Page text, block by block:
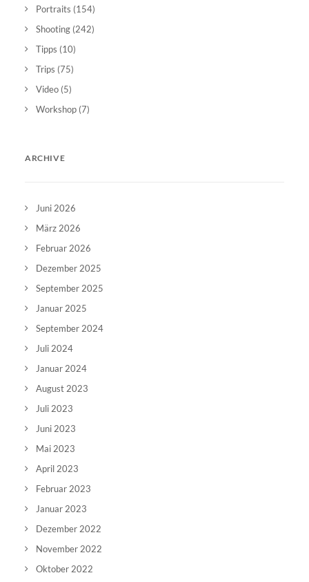
Portraits (154)
Shooting (242)
Tipps (10)
Trips (75)
Video (5)
Workshop (7)
ARCHIVE
Juni 2026
März 2026
Februar 2026
Dezember 2025
September 2025
Januar 2025
September 2024
Juli 2024
Januar 2024
August 2023
Juli 2023
Juni 2023
Mai 2023
April 2023
Februar 2023
Januar 2023
Dezember 2022
November 2022
Oktober 2022